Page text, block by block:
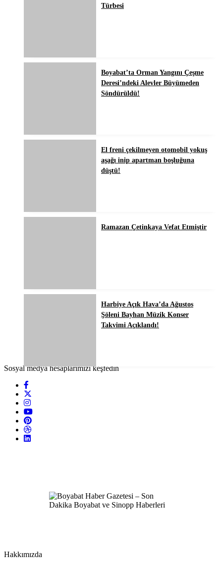
Türbesi
Boyabat’ta Orman Yangını Çeşme
Deresi’ndeki Alevler Büyümeden
Söndürüldü!
El freni çekilmeyen otomobil yokuş
aşağı inip apartman boşluğuna
düştü!
Ramazan Çetinkaya Vefat Etmiştir
Harbiye Açık Hava’da Ağustos
Şöleni Bayhan Müzik Konser
Takvimi Açıklandı!
Sosyal medya hesaplarımızı keşfedin
Hakkımızda